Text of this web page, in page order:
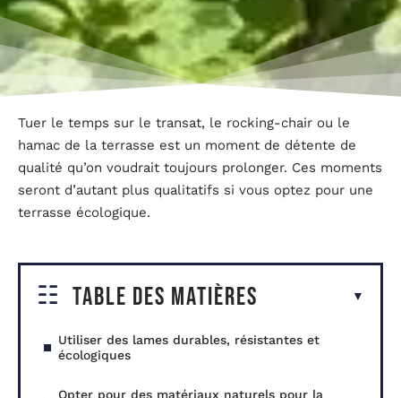
Tuer le temps sur le transat, le rocking-chair ou le
hamac de la terrasse est un moment de détente de
qualité qu’on voudrait toujours prolonger. Ces moments
seront d’autant plus qualitatifs si vous optez pour une
terrasse écologique.
Table des matières
Utiliser des lames durables, résistantes et
écologiques
Opter pour des matériaux naturels pour la